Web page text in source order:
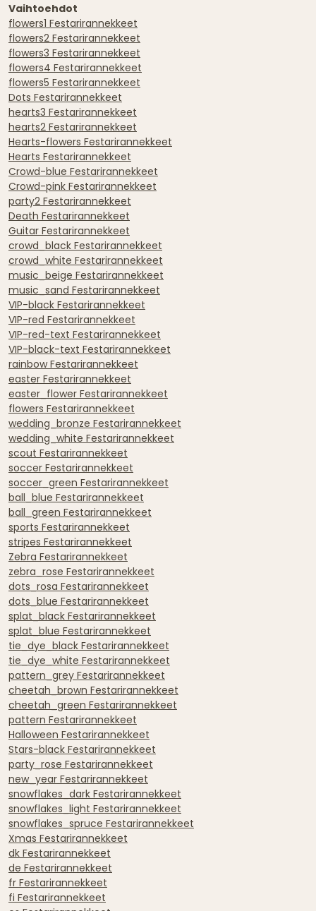
Vaihtoehdot
flowers1 Festarirannekkeet
flowers2 Festarirannekkeet
flowers3 Festarirannekkeet
flowers4 Festarirannekkeet
flowers5 Festarirannekkeet
Dots Festarirannekkeet
hearts3 Festarirannekkeet
hearts2 Festarirannekkeet
Hearts-flowers Festarirannekkeet
Hearts Festarirannekkeet
Crowd-blue Festarirannekkeet
Crowd-pink Festarirannekkeet
party2 Festarirannekkeet
Death Festarirannekkeet
Guitar Festarirannekkeet
crowd_black Festarirannekkeet
crowd_white Festarirannekkeet
music_beige Festarirannekkeet
music_sand Festarirannekkeet
VIP-black Festarirannekkeet
VIP-red Festarirannekkeet
VIP-red-text Festarirannekkeet
VIP-black-text Festarirannekkeet
rainbow Festarirannekkeet
easter Festarirannekkeet
easter_flower Festarirannekkeet
flowers Festarirannekkeet
wedding_bronze Festarirannekkeet
wedding_white Festarirannekkeet
scout Festarirannekkeet
soccer Festarirannekkeet
soccer_green Festarirannekkeet
ball_blue Festarirannekkeet
ball_green Festarirannekkeet
sports Festarirannekkeet
stripes Festarirannekkeet
Zebra Festarirannekkeet
zebra_rose Festarirannekkeet
dots_rosa Festarirannekkeet
dots_blue Festarirannekkeet
splat_black Festarirannekkeet
splat_blue Festarirannekkeet
tie_dye_black Festarirannekkeet
tie_dye_white Festarirannekkeet
pattern_grey Festarirannekkeet
cheetah_brown Festarirannekkeet
cheetah_green Festarirannekkeet
pattern Festarirannekkeet
Halloween Festarirannekkeet
Stars-black Festarirannekkeet
party_rose Festarirannekkeet
new_year Festarirannekkeet
snowflakes_dark Festarirannekkeet
snowflakes_light Festarirannekkeet
snowflakes_spruce Festarirannekkeet
Xmas Festarirannekkeet
dk Festarirannekkeet
de Festarirannekkeet
fr Festarirannekkeet
fi Festarirannekkeet